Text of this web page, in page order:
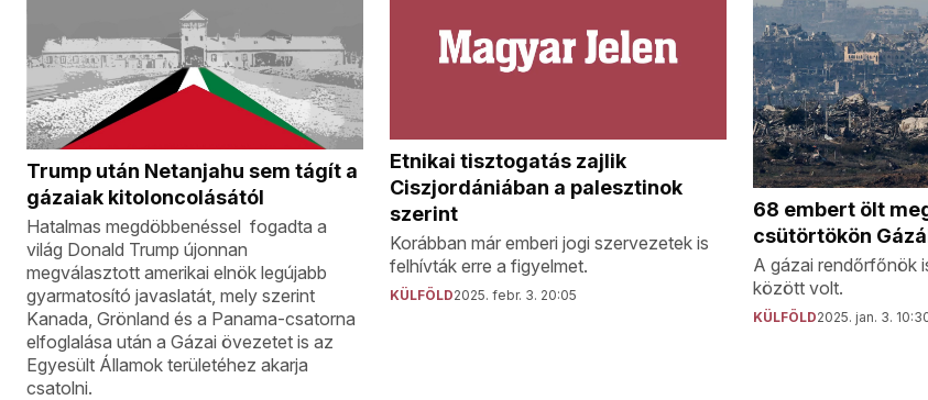
Trump után Netanjahu sem tágít a
gázaiak kitoloncolásától
Hatalmas megdöbbenéssel fogadta a
világ Donald Trump újonnan
megválasztott amerikai elnök legújabb
gyarmatosító javaslatát, mely szerint
Kanada, Grönland és a Panama-csatorna
elfoglalása után a Gázai övezetet is az
Egyesült Államok területéhez akarja
csatolni.
Etnikai tisztogatás zajlik
Ciszjordániában a palesztinok
szerint
Korábban már emberi jogi szervezetek is
felhívták erre a figyelmet.
KÜLFÖLD2025. febr. 3. 20:05
68 embert ölt
csütörtökön
A gázai rendőrfőnök
között volt.
KÜLFÖLD2025. jan. 3.